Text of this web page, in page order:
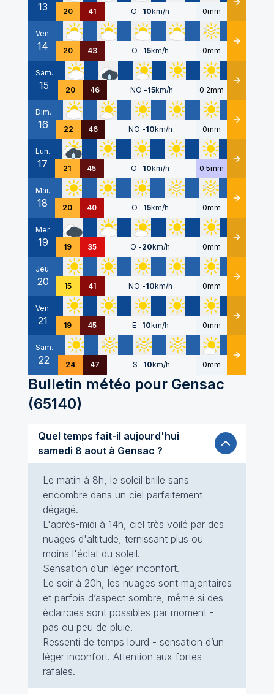
13 20 41 O -10km/h 0mm Détails
Ven.
14 20 43 O -15km/h 0mm Détails
Sam.
15 20 46 NO -15km/h 0.2mm Détails
Dim.
16 22 46 NO -10km/h 0mm Détails
Lun.
17 21 45 O -10km/h 0.5mm Détails
Mar.
18 20 40 O -15km/h 0mm Détails
Mer.
19 19 35 O -20km/h 0mm Détails
Jeu.
20 15 41 NO -10km/h 0mm Détails
Ven.
21 19 45 E -10km/h 0mm Détails
Sam.
22 24 47 S -10km/h 0mm Détails
Bulletin météo pour Gensac
(65140)
Quel temps fait-il aujourd'hui
samedi 8 aout à Gensac ?
Le matin à 8h, le soleil brille sans
encombre dans un ciel parfaitement
dégagé.
L'après-midi à 14h, ciel très voilé par des
nuages d'altitude, ternissant plus ou
moins l'éclat du soleil.
Sensation d’un léger inconfort.
Le soir à 20h, les nuages sont majoritaires
et parfois d’aspect sombre, même si des
éclaircies sont possibles par moment -
pas ou peu de pluie.
Ressenti de temps lourd - sensation d’un
léger inconfort. Attention aux fortes
rafales.